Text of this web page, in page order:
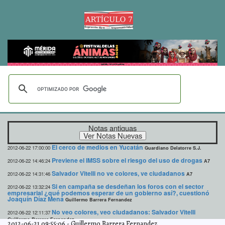
Notas antiguas
2012-06-22 17:00:00 El cerco de medios en Yucatán Guardiano Delatorre S.J.
2012-06-22 14:46:24 Previene el IMSS sobre el riesgo del uso de drogas A7
2012-06-22 14:31:46 Salvador Vitelli no ve colores, ve ciudadanos A7
2012-06-22 13:32:24 Si en campaña se desdeñan los foros con el sector
empresarial ¿qué podemos esperar de un gobierno así?, cuestionó
Joaquín Díaz Mena Guillermo Barrera Fernandez
2012-06-22 12:11:37 No veo colores, veo ciudadanos: Salvador Vitelli
Guillermo Barrera Fernandez